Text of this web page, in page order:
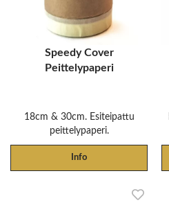
Speedy Cover
Peittelypaperi
18cm & 30cm. Esiteipattu
peittelypaperi.
Info